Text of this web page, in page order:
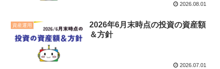
2026.08.01
資産運用
2026年6月末時点の投資の資産額
＆方針
2026.07.01